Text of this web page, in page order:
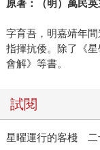
原著：（明）萬民
字育吾，明嘉靖年
指揮抗倭。除了《
會解》等書。
試閱
星曜運行的客棧 二